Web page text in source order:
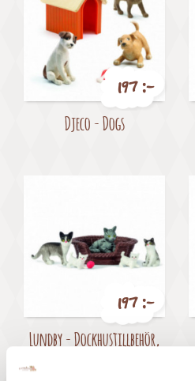
Pris
197 :-
Djeco - Dogs
Pris
197 :-
Lundby - Dockhustillbehör,